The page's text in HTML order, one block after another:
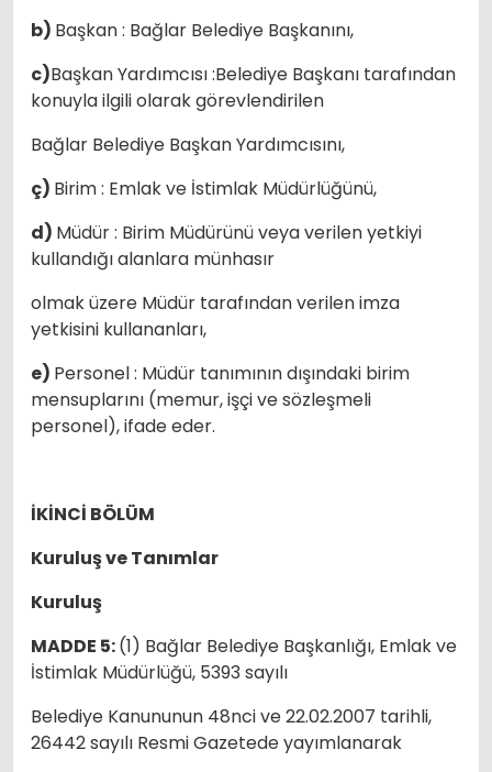
b) Başkan : Bağlar Belediye Başkanını,
c)Başkan Yardımcısı :Belediye Başkanı tarafından
konuyla ilgili olarak görevlendirilen
Bağlar Belediye Başkan Yardımcısını,
ç) Birim : Emlak ve İstimlak Müdürlüğünü,
d) Müdür : Birim Müdürünü veya verilen yetkiyi
kullandığı alanlara münhasır
olmak üzere Müdür tarafından verilen imza
yetkisini kullananları,
e) Personel : Müdür tanımının dışındaki birim
mensuplarını (memur, işçi ve sözleşmeli
personel), ifade eder.
İKİNCİ BÖLÜM
Kuruluş ve Tanımlar
Kuruluş
MADDE 5:(1) Bağlar Belediye Başkanlığı, Emlak ve
İstimlak Müdürlüğü, 5393 sayılı
Belediye Kanununun 48nci ve 22.02.2007 tarihli,
26442 sayılı Resmi Gazetede yayımlanarak